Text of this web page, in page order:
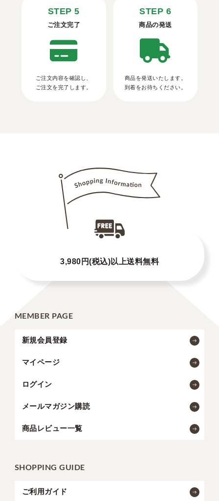
STEP 5
ご注文完了
ご注文内容を確認し、
ご注文を完了します。
STEP 6
商品の発送
商品を発送いたします。
到着をお待ちください。
3,980円(税込)以上送料無料
MEMBER PAGE
新規会員登録
マイページ
ログイン
メールマガジン購読
商品レビュー一覧
SHOPPING GUIDE
ご利用ガイド